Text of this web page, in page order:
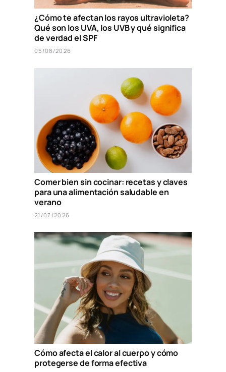
¿Cómo te afectan los rayos ultravioleta?
Qué son los UVA, los UVB y qué significa
de verdad el SPF
05/08/2026
Comer bien sin cocinar: recetas y claves
para una alimentación saludable en
verano
21/07/2026
Cómo afecta el calor al cuerpo y cómo
protegerse de forma efectiva